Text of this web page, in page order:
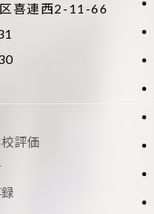
喜連西2-11-66
評価